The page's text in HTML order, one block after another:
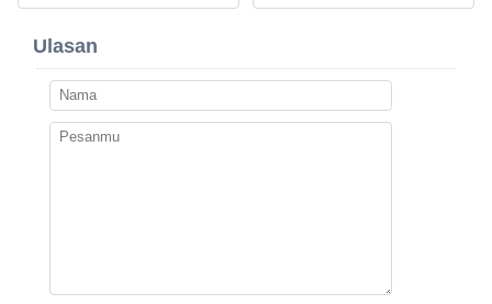
Ulasan